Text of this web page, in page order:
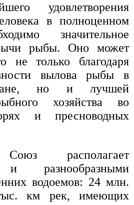
удовлетворения
в полноценном
значительное
рыбы. Оно может
не только благодаря
вылова рыбы в
но и лучшей
хозяйства во
и пресноводных
располагает
и разнообразными
водоемов: 24 млн.
км рек, имеющих